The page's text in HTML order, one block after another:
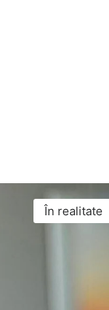
În realitate